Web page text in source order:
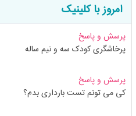
امروز با کلینیک
پرسش و پاسخ
پرخاشگری کودک سه و نیم ساله
پرسش و پاسخ
کی می تونم تست بارداری بدم؟